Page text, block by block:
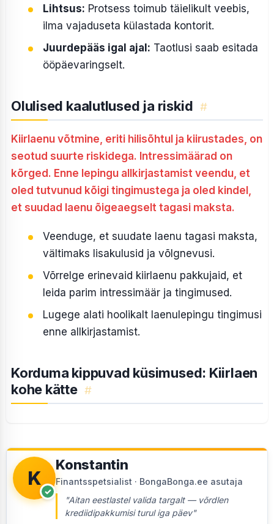
Lihtsus: Protsess toimub täielikult veebis,
ilma vajaduseta külastada kontorit.
Juurdepääs igal ajal: Taotlusi saab esitada
ööpäevaringselt.
Olulised kaalutlused ja riskid #
Kiirlaenu võtmine, eriti hilisõhtul ja kiirustades, on
seotud suurte riskidega. Intressimäärad on
kõrged. Enne lepingu allkirjastamist veendu, et
oled tutvunud kõigi tingimustega ja oled kindel,
et suudad laenu õigeaegselt tagasi maksta.
Veenduge, et suudate laenu tagasi maksta,
vältimaks lisakulusid ja võlgnevusi.
Võrrelge erinevaid kiirlaenu pakkujaid, et
leida parim intressimäär ja tingimused.
Lugege alati hoolikalt laenulepingu tingimusi
enne allkirjastamist.
Korduma kippuvad küsimused: Kiirlaen
kohe kätte #
K
✓
Konstantin
Finantsspetsialist · BongaBonga.ee asutaja
"Aitan eestlastel valida targalt — võrdlen
krediidipakkumisi turul iga päev"